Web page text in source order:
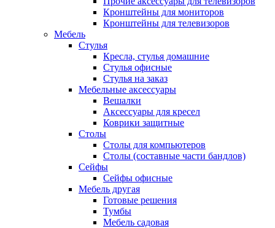
Кронштейны для мониторов
Кронштейны для телевизоров
Мебель
Стулья
Кресла, стулья домашние
Стулья офисные
Стулья на заказ
Мебельные аксессуары
Вешалки
Аксессуары для кресел
Коврики защитные
Столы
Столы для компьютеров
Столы (составные части бандлов)
Сейфы
Сейфы офисные
Мебель другая
Готовые решения
Тумбы
Мебель садовая